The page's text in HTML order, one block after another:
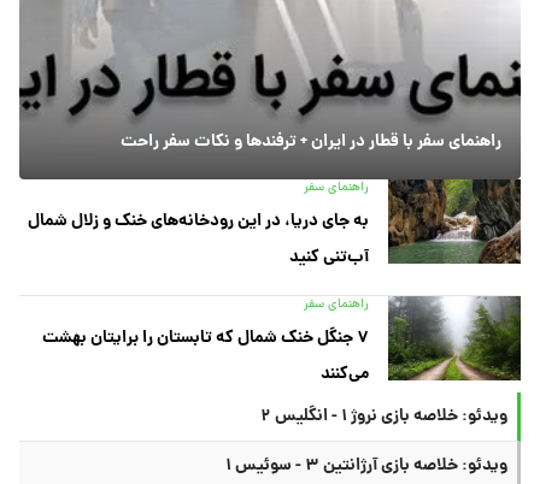
راهنمای سفر با قطار در ایران + ترفندها و نکات سفر راحت
راهنمای سفر
به جای دریا، در این رودخانه‌های خنک و زلال شمال
آب‌تنی کنید
راهنمای سفر
۷ جنگل خنک شمال که تابستان را برایتان بهشت
می‌کنند
ویدئو: خلاصه بازی نروژ ۱ - انگلیس ۲
ویدئو: خلاصه بازی آرژانتین ۳ - سوئیس ۱